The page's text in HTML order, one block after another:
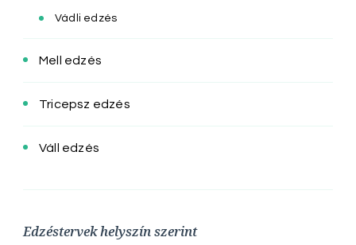
Vádli edzés
Mell edzés
Tricepsz edzés
Váll edzés
Edzéstervek helyszín szerint